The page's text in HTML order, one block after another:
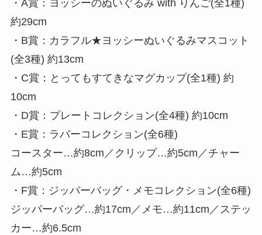
・A賞：ヨッシーのぬいぐるみ with りんご(全1種)
約29cm
・B賞：カラフル★ヨッシーぬいぐるみマスコット
(全3種) 約13cm
・C賞：とってもすてきなマグカップ(全1種) 約
10cm
・D賞：プレートコレクション(全4種) 約10cm
・E賞：ラバーコレクション(全6種)
コースター…約8cm／クリップ…約5cm／チャー
ム…約5cm
・F賞：ジッパーバッグ・メモコレクション(全6種)
ジッパーバッグ…約17cm／メモ…約11cm／ステッ
カー…約6.5cm